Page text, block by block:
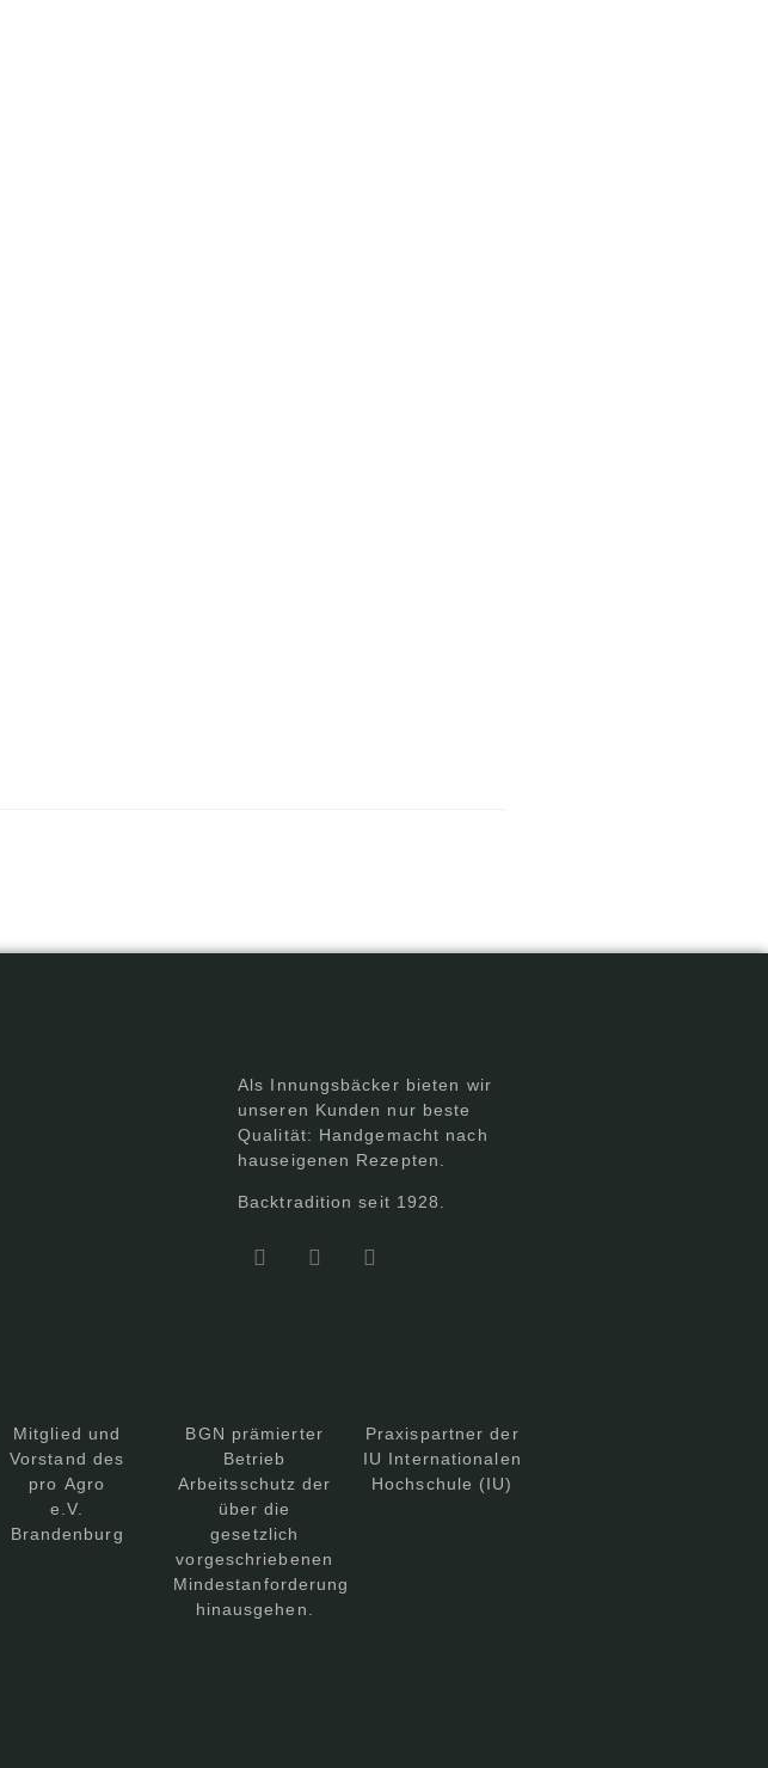
Als Innungsbäcker bieten wir
unseren Kunden nur beste
Qualität: Handgemacht nach
hauseigenen Rezepten.
Backtradition seit 1928.
Mitglied und
Vorstand des
pro Agro
e.V.
Brandenburg
BGN prämierter
Betrieb
Arbeitsschutz der
über die
gesetzlich
vorgeschriebenen
Mindestanforderung
hinausgehen.
Praxispartner der
IU Internationalen
Hochschule (IU)